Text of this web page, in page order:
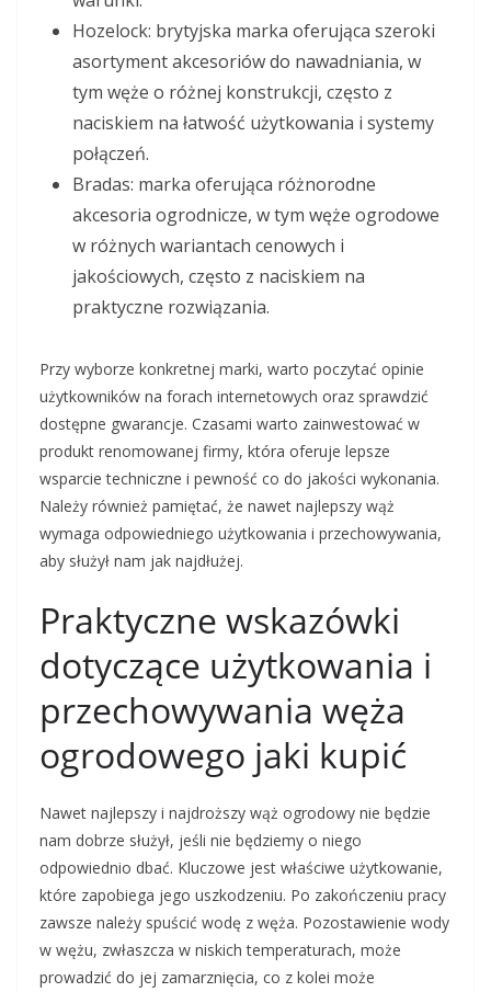
Hozelock: brytyjska marka oferująca szeroki
asortyment akcesoriów do nawadniania, w
tym węże o różnej konstrukcji, często z
naciskiem na łatwość użytkowania i systemy
połączeń.
Bradas: marka oferująca różnorodne
akcesoria ogrodnicze, w tym węże ogrodowe
w różnych wariantach cenowych i
jakościowych, często z naciskiem na
praktyczne rozwiązania.
Przy wyborze konkretnej marki, warto poczytać opinie
użytkowników na forach internetowych oraz sprawdzić
dostępne gwarancje. Czasami warto zainwestować w
produkt renomowanej firmy, która oferuje lepsze
wsparcie techniczne i pewność co do jakości wykonania.
Należy również pamiętać, że nawet najlepszy wąż
wymaga odpowiedniego użytkowania i przechowywania,
aby służył nam jak najdłużej.
Praktyczne wskazówki
dotyczące użytkowania i
przechowywania węża
ogrodowego jaki kupić
Nawet najlepszy i najdroższy wąż ogrodowy nie będzie
nam dobrze służył, jeśli nie będziemy o niego
odpowiednio dbać. Kluczowe jest właściwe użytkowanie,
które zapobiega jego uszkodzeniu. Po zakończeniu pracy
zawsze należy spuścić wodę z węża. Pozostawienie wody
w wężu, zwłaszcza w niskich temperaturach, może
prowadzić do jej zamarznięcia, co z kolei może